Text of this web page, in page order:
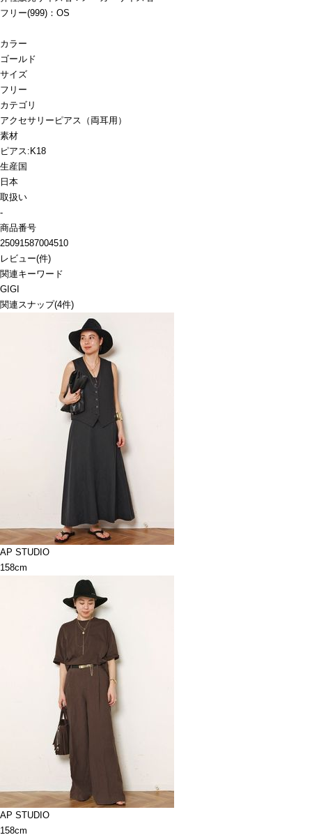
フリー(999)：OS
カラー
ゴールド
サイズ
フリー
カテゴリ
アクセサリー ピアス（両耳用）
素材
ピアス:K18
生産国
日本
取扱い
-
商品番号
25091587004510
レビュー(件)
関連キーワード
GIGI
関連スナップ(4件)
AP STUDIO
158cm
AP STUDIO
158cm